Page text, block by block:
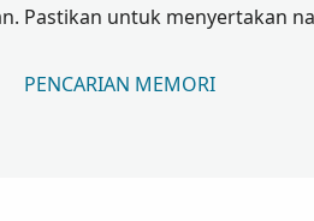
Pastikan untuk menyertakan
PENCARIAN MEMORI